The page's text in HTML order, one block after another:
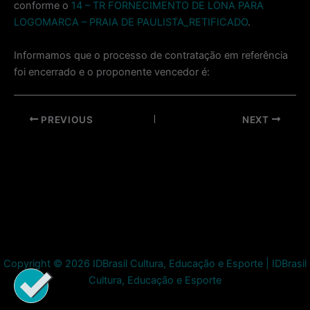
conforme o 14 – TR FORNECIMENTO DE LONA PARA
LOGOMARCA – PRAIA DE PAULISTA_RETIFICADO.
Informamos que o processo de contratação em referência
foi encerrado e o proponente vencedor é:
Post
PREVIOUS NEXT
Copyright © 2026 IDBrasil Cultura, Educação e Esporte | IDBrasil
Cultura, Educação e Esporte